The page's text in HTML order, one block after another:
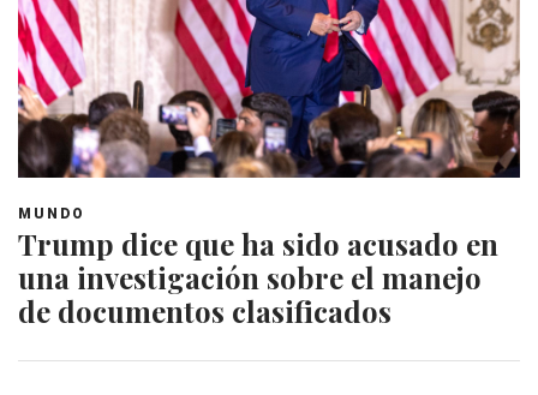
MUNDO
Trump dice que ha sido acusado en
una investigación sobre el manejo
de documentos clasificados